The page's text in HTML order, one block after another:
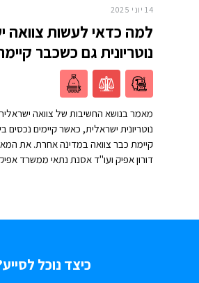
14 יוני 2025
למה כדאי לעשות צוואה
נוטריונית גם כשכבר
מאמר בנושא החשיבות של צוואה ישראלית,
נוטריונית ישראלית, כאשר קיימים נכסים
קיימת כבר צוואה במדינה אחרת. את
דורון אפיק ועו"ד אסנת נתאי ממשרד
כיצד נוכל